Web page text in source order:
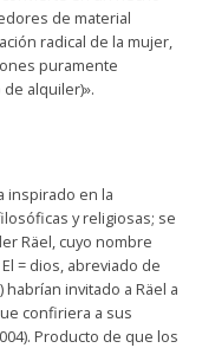
de material
radical de la mujer,
puramente
alquiler)».
inspirado en la
y religiosas; se
Räel, cuyo nombre
= dios, abreviado de
invitado a Räel a
confiriera a sus
Producto de que los